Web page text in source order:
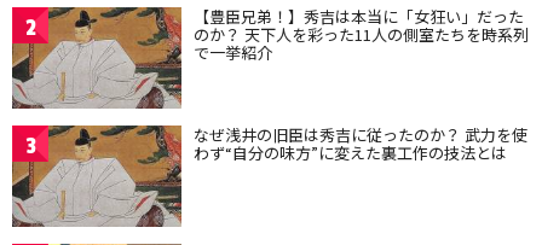
2 【豊臣兄弟！】秀吉は本当に「女狂い」だった
のか？ 天下人を彩った11人の側室たちを時系列
で一挙紹介
3 なぜ浅井の旧臣は秀吉に従ったのか？ 武力を使
わず“自分の味方”に変えた裏工作の技法とは